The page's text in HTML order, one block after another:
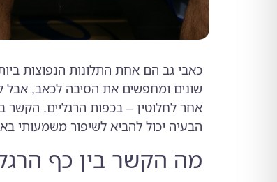
כאבי גב הם אחת התלונות הנפוצות
שונים ומחפשים את הסיבה לכאב, אבל
אחר לחלוטין – בכפות הרגליים. הקשר
הבעיה יכול להביא לשיפור משמעותי
מה הקשר בין כף